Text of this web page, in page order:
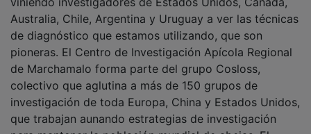
Australia, Chile, Argentina y Uruguay a ver las técnicas
de diagnóstico que estamos utilizando, que son
pioneras. El Centro de Investigación Apícola Regional
de Marchamalo forma parte del grupo Cosloss,
colectivo que aglutina a más de 150 grupos de
investigación de toda Europa, China y Estados Unidos,
que trabajan aunando estrategias de investigación
para mantener la población mundial de abejas. El